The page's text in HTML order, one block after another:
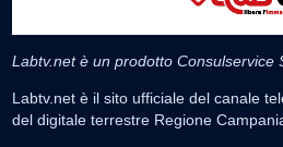
Labtv.net è un prodotto Consulservice
Labtv.net è il sito ufficiale del canale
del digitale terrestre Regione